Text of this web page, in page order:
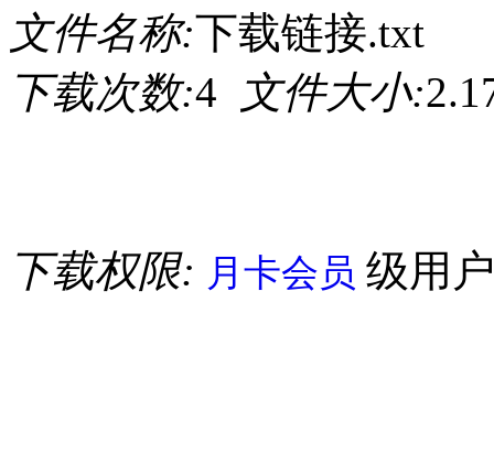
文件名称:下载链接.txt
下载次数:4 文件大小:
下载权限: 月卡会员 级用